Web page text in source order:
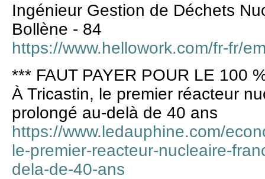
Ingénieur Gestion de Déchets
Bollène - 84
https://www.hellowork.com/fr-fr/
*** FAUT PAYER POUR LE 100
À Tricastin, le premier réacteur
prolongé au-delà de 40 ans
https://www.ledauphine.com/
le-premier-reacteur-nucleaire-
dela-de-40-ans